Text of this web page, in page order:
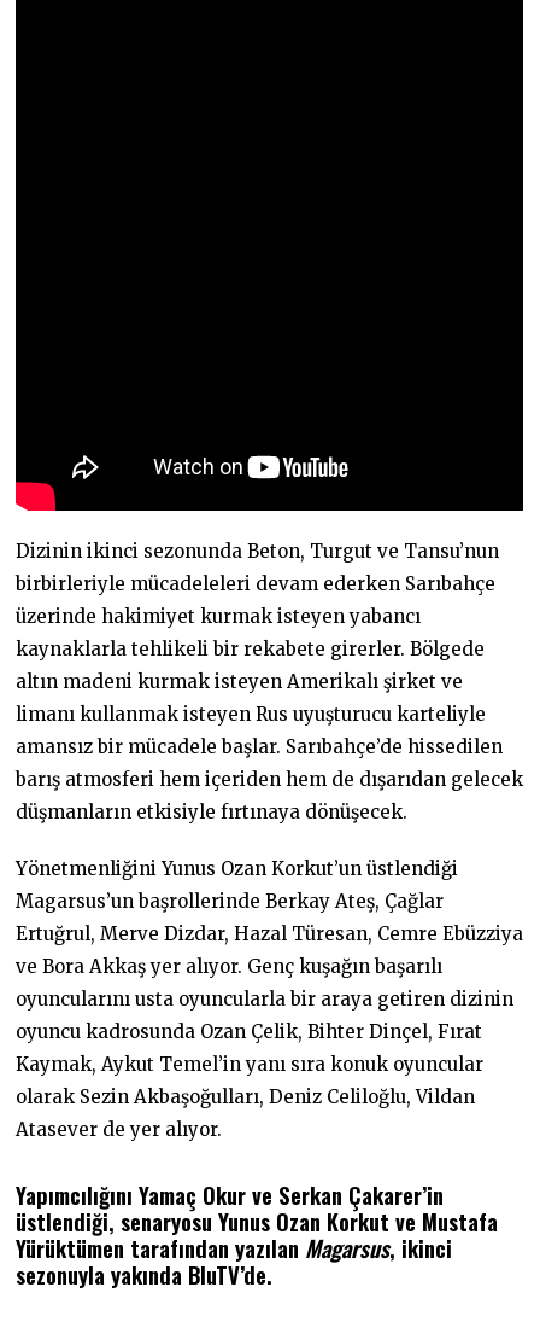
Dizinin ikinci sezonunda Beton, Turgut ve Tansu’nun
birbirleriyle mücadeleleri devam ederken Sarıbahçe
üzerinde hakimiyet kurmak isteyen yabancı
kaynaklarla tehlikeli bir rekabete girerler. Bölgede
altın madeni kurmak isteyen Amerikalı şirket ve
limanı kullanmak isteyen Rus uyuşturucu karteliyle
amansız bir mücadele başlar. Sarıbahçe’de hissedilen
barış atmosferi hem içeriden hem de dışarıdan gelecek
düşmanların etkisiyle fırtınaya dönüşecek.
Yönetmenliğini Yunus Ozan Korkut’un üstlendiği
Magarsus’un başrollerinde Berkay Ateş, Çağlar
Ertuğrul, Merve Dizdar, Hazal Türesan, Cemre Ebüzziya
ve Bora Akkaş yer alıyor. Genç kuşağın başarılı
oyuncularını usta oyuncularla bir araya getiren dizinin
oyuncu kadrosunda Ozan Çelik, Bihter Dinçel, Fırat
Kaymak, Aykut Temel’in yanı sıra konuk oyuncular
olarak Sezin Akbaşoğulları, Deniz Celiloğlu, Vildan
Atasever de yer alıyor.
Yapımcılığını Yamaç Okur ve Serkan Çakarer’in
üstlendiği, senaryosu Yunus Ozan Korkut ve Mustafa
Yürüktümen tarafından yazılan Magarsus, ikinci
sezonuyla yakında BluTV’de.